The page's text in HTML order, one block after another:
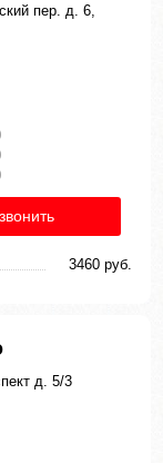
пер. д. 6,
3460 руб.
д. 5/3